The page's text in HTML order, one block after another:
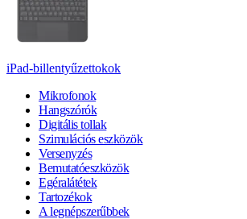
iPad-billentyűzettokok
Mikrofonok
Hangszórók
Digitális tollak
Szimulációs eszközök
Versenyzés
Bemutatóeszközök
Egéralátétek
Tartozékok
A legnépszerűbbek